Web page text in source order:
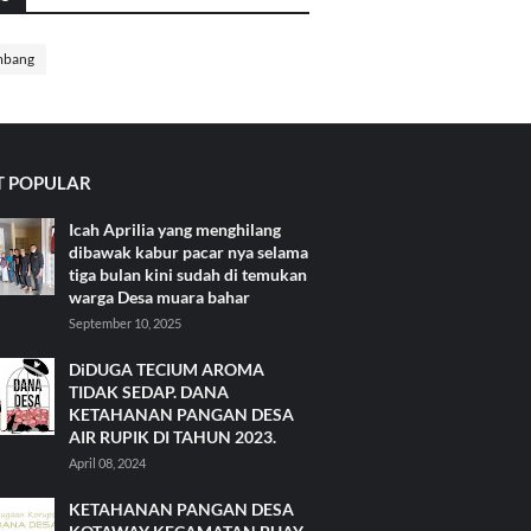
POPULAR
Icah Aprilia yang menghilang
dibawak kabur pacar nya selama
tiga bulan kini sudah di temukan
warga Desa muara bahar
September 10, 2025
DiDUGA TECIUM AROMA
TIDAK SEDAP. DANA
KETAHANAN PANGAN DESA
AIR RUPIK DI TAHUN 2023.
April 08, 2024
KETAHANAN PANGAN DESA